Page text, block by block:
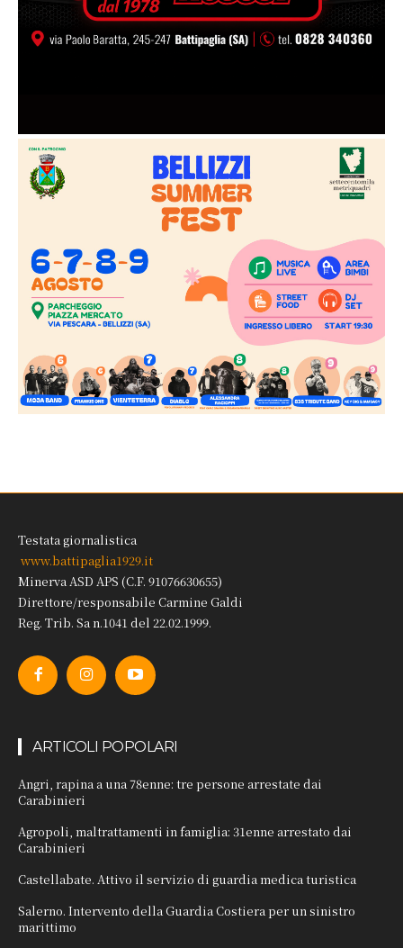
Testata giornalistica
www.battipaglia1929.it
Minerva ASD APS (C.F. 91076630655)
Direttore/responsabile Carmine Galdi
Reg. Trib. Sa n.1041 del 22.02.1999.
ARTICOLI POPOLARI
Angri, rapina a una 78enne: tre persone arrestate dai
Carabinieri
Agropoli, maltrattamenti in famiglia: 31enne arrestato dai
Carabinieri
Castellabate. Attivo il servizio di guardia medica turistica
Salerno. Intervento della Guardia Costiera per un sinistro
marittimo